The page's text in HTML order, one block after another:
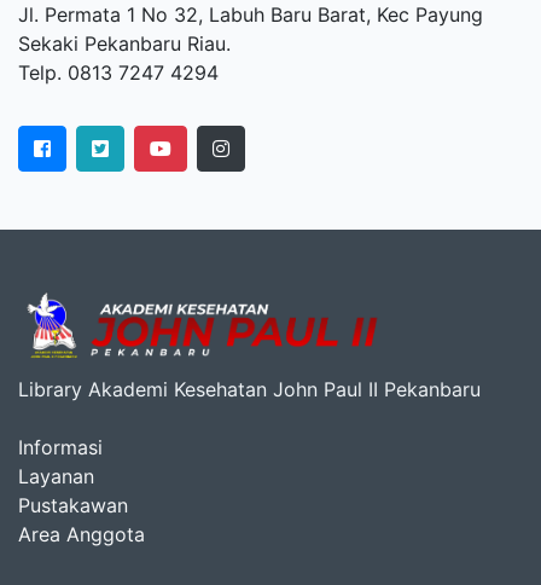
Jl. Permata 1 No 32, Labuh Baru Barat, Kec Payung
Sekaki Pekanbaru Riau.
Telp. 0813 7247 4294
Library Akademi Kesehatan John Paul II Pekanbaru
Informasi
Layanan
Pustakawan
Area Anggota